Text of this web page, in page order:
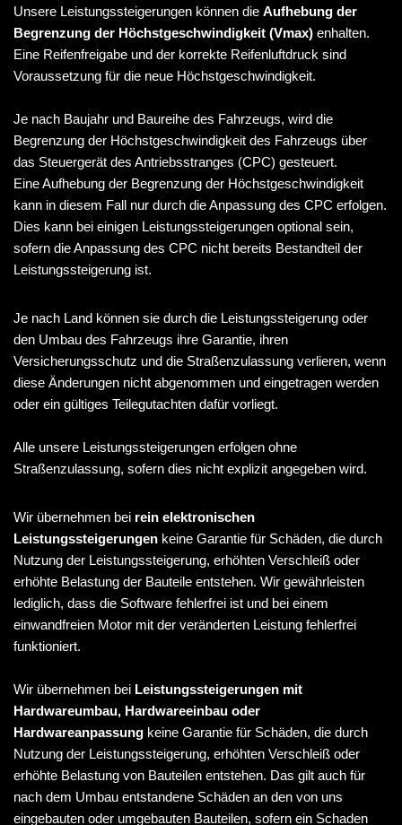
Unsere Leistungssteigerungen können die Aufhebung der
Begrenzung der Höchstgeschwindigkeit (Vmax) enhalten.
Eine Reifenfreigabe und der korrekte Reifenluftdruck sind
Voraussetzung für die neue Höchstgeschwindigkeit.
Je nach Baujahr und Baureihe des Fahrzeugs, wird die
Begrenzung der Höchstgeschwindigkeit des Fahrzeugs über
das Steuergerät des Antriebsstranges (CPC) gesteuert.
Eine Aufhebung der Begrenzung der Höchstgeschwindigkeit
kann in diesem Fall nur durch die Anpassung des CPC erfolgen.
Dies kann bei einigen Leistungssteigerungen optional sein,
sofern die Anpassung des CPC nicht bereits Bestandteil der
Leistungssteigerung ist.
Je nach Land können sie durch die Leistungssteigerung oder
den Umbau des Fahrzeugs ihre Garantie, ihren
Versicherungsschutz und die Straßenzulassung verlieren, wenn
diese Änderungen nicht abgenommen und eingetragen werden
oder ein gültiges Teilegutachten dafür vorliegt.
Alle unsere Leistungssteigerungen erfolgen ohne
Straßenzulassung, sofern dies nicht explizit angegeben wird.
Wir übernehmen bei rein elektronischen
Leistungssteigerungen keine Garantie für Schäden, die durch
Nutzung der Leistungssteigerung, erhöhten Verschleiß oder
erhöhte Belastung der Bauteile entstehen. Wir gewährleisten
lediglich, dass die Software fehlerfrei ist und bei einem
einwandfreien Motor mit der veränderten Leistung fehlerfrei
funktioniert.
Wir übernehmen bei Leistungssteigerungen mit
Hardwareumbau, Hardwareeinbau oder
Hardwareanpassung keine Garantie für Schäden, die durch
Nutzung der Leistungssteigerung, erhöhten Verschleiß oder
erhöhte Belastung von Bauteilen entstehen. Das gilt auch für
nach dem Umbau entstandene Schäden an den von uns
eingebauten oder umgebauten Bauteilen, sofern ein Schaden